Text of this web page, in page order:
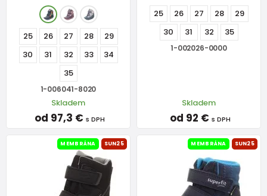
25 26 27 28
29
30
31 32 33
34
35
1-006041-8020
Skladem
od 97,3 € s DPH
25
26 27 28
29
30
31 32 35
1-002026-0000
Skladem
od 92 € s DPH
MEMBRÁNA SUN25 MEMBRÁNA SUN25